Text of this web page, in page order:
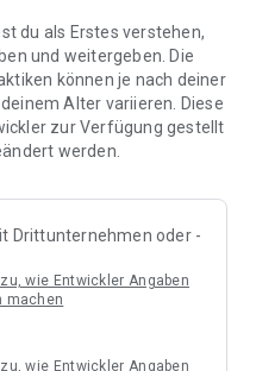
ein und erledigt den
Importiere
verwandle sie
& Freunden
du als Erstes verstehen,
und weitergeben. Die
können je nach deiner
Alter variieren. Diese
zur Verfügung gestellt
werden.
Drittunternehmen oder -
wie Entwickler Angaben
machen
wie Entwickler Angaben